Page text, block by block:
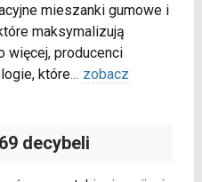
mieszanki gumowe i
maksymalizują
więcej, producenci
które... zobacz
69 decybeli